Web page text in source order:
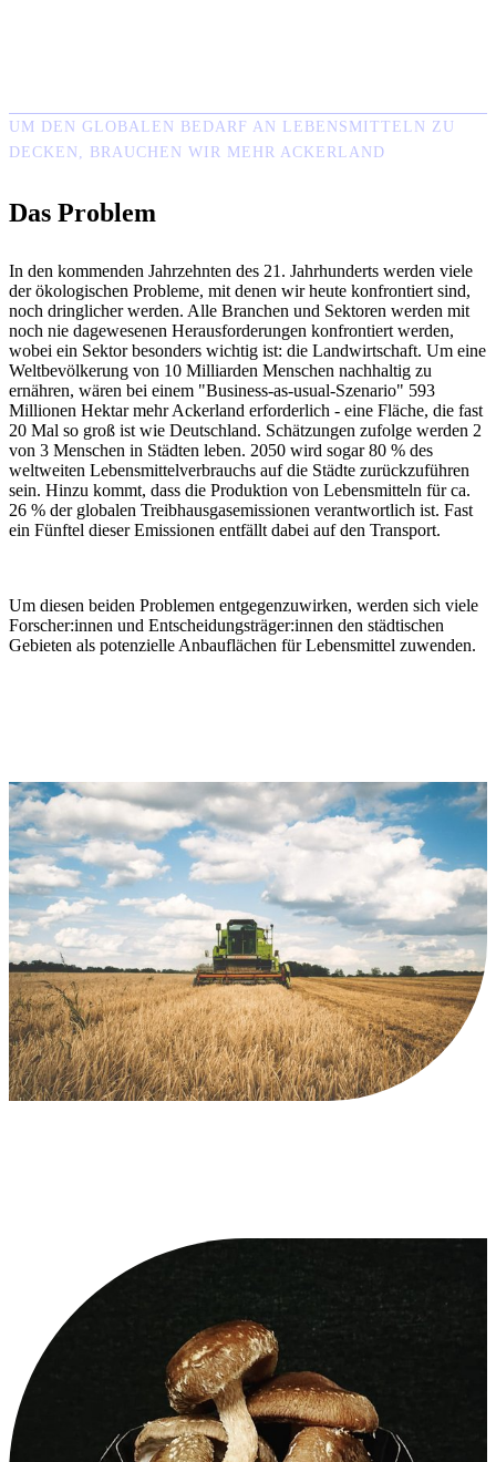
UM DEN GLOBALEN BEDARF AN LEBENSMITTELN ZU
DECKEN, BRAUCHEN WIR MEHR ACKERLAND
Das Problem
In den kommenden Jahrzehnten des 21. Jahrhunderts werden viele
der ökologischen Probleme, mit denen wir heute konfrontiert sind,
noch dringlicher werden. Alle Branchen und Sektoren werden mit
noch nie dagewesenen Herausforderungen konfrontiert werden,
wobei ein Sektor besonders wichtig ist: die Landwirtschaft. Um eine
Weltbevölkerung von 10 Milliarden Menschen nachhaltig zu
ernähren, wären bei einem "Business-as-usual-Szenario" 593
Millionen Hektar mehr Ackerland erforderlich - eine Fläche, die fast
20 Mal so groß ist wie Deutschland. Schätzungen zufolge werden 2
von 3 Menschen in Städten leben. 2050 wird sogar 80 % des
weltweiten Lebensmittelverbrauchs auf die Städte zurückzuführen
sein. Hinzu kommt, dass die Produktion von Lebensmitteln für ca.
26 % der globalen Treibhausgasemissionen verantwortlich ist. Fast
ein Fünftel dieser Emissionen entfällt dabei auf den Transport.
Um diesen beiden Problemen entgegenzuwirken, werden sich viele
Forscher:innen und Entscheidungsträger:innen den städtischen
Gebieten als potenzielle Anbauflächen für Lebensmittel zuwenden.